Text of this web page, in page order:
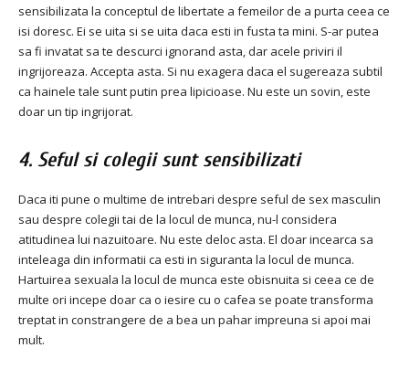
sensibilizata la conceptul de libertate a femeilor de a purta ceea ce
isi doresc. Ei se uita si se uita daca esti in fusta ta mini. S-ar putea
sa fi invatat sa te descurci ignorand asta, dar acele priviri il
ingrijoreaza. Accepta asta. Si nu exagera daca el sugereaza subtil
ca hainele tale sunt putin prea lipicioase. Nu este un sovin, este
doar un tip ingrijorat.
4. Seful si colegii sunt sensibilizati
Daca iti pune o multime de intrebari despre seful de sex masculin
sau despre colegii tai de la locul de munca, nu-l considera
atitudinea lui nazuitoare. Nu este deloc asta. El doar incearca sa
inteleaga din informatii ca esti in siguranta la locul de munca.
Hartuirea sexuala la locul de munca este obisnuita si ceea ce de
multe ori incepe doar ca o iesire cu o cafea se poate transforma
treptat in constrangere de a bea un pahar impreuna si apoi mai
mult.